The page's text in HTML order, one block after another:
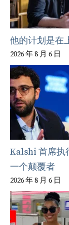
他的计划是在
2026 年 8 月 6 日
Kalshi 首席执
一个颠覆者
2026 年 8 月 6 日